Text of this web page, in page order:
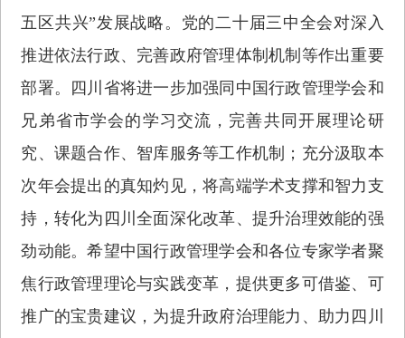
五区共兴”发展战略。党的二十届三中全会对深入
推进依法行政、完善政府管理体制机制等作出重要
部署。四川省将进一步加强同中国行政管理学会和
兄弟省市学会的学习交流，完善共同开展理论研
究、课题合作、智库服务等工作机制；充分汲取本
次年会提出的真知灼见，将高端学术支撑和智力支
持，转化为四川全面深化改革、提升治理效能的强
劲动能。希望中国行政管理学会和各位专家学者聚
焦行政管理理论与实践变革，提供更多可借鉴、可
推广的宝贵建议，为提升政府治理能力、助力四川